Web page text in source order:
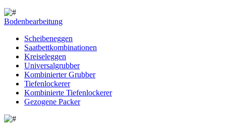
Bodenbearbeitung
Scheibeneggen
Saatbettkombinationen
Kreiseleggen
Universalgrubber
Kombinierter Grubber
Tiefenlockerer
Kombinierte Tiefenlockerer
Gezogene Packer